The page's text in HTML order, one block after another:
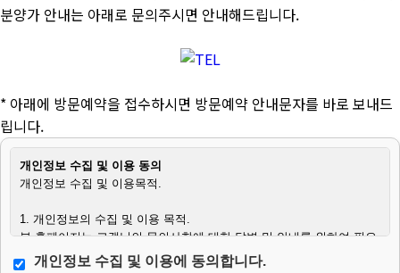
분양가 안내는 아래로 문의주시면 안내해드립니다.
* 아래에 방문예약을 접수하시면 방문예약 안내문자를 바로 보내드
립니다.
개인정보 수집 및 이용 동의
개인정보 수집 및 이용목적.
1. 개인정보의 수집 및 이용 목적.
본 홈페이지는 고객님의 문의사항에 대한 답변 및 안내를 위하여 필요
한 최소한의 범위 내에서 개인정보를 수집하고 있습니다.
개인정보 수집 및 이용에 동의합니다.